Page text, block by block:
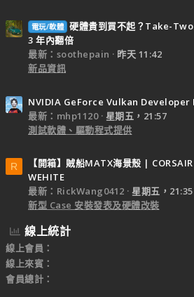
電玩/軟體 硬體貴到買不起？Take-Two
3 年內翻倍
最新：soothepain
昨天 11:42
新品資訊
NVIDIA GeForce Vulkan Developer
最新：mhp1120
星期五，21:57
測試軟體、驅動程式提供
R
【開箱】賊船MATX海景殼 |
WEHITE
最新：RickWang0412
星期五，21:35
新型 Case 安裝發表及硬體改裝
線上統計
線上會員
線上來賓
會員總計